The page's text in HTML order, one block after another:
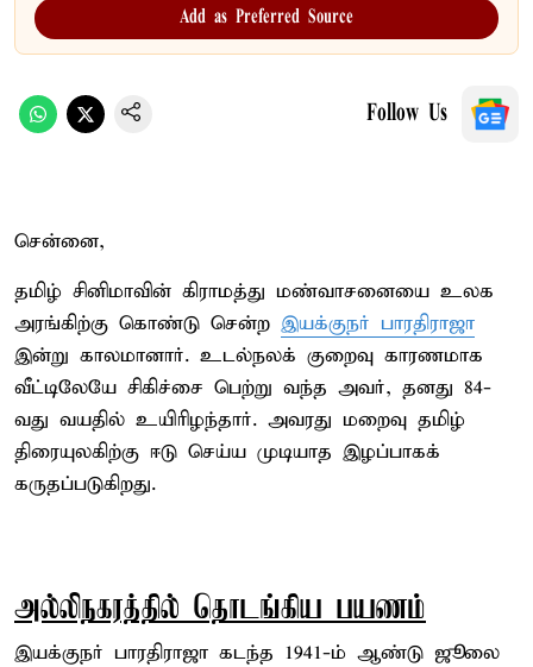
Add as Preferred Source
Follow Us
சென்னை,
தமிழ் சினிமாவின் கிராமத்து மண்வாசனையை உலக
அரங்கிற்கு கொண்டு சென்ற இயக்குநர் பாரதிராஜா
இன்று காலமானார். உடல்நலக் குறைவு காரணமாக
வீட்டிலேயே சிகிச்சை பெற்று வந்த அவர், தனது 84-
வது வயதில் உயிரிழந்தார். அவரது மறைவு தமிழ்
திரையுலகிற்கு ஈடு செய்ய முடியாத இழப்பாகக்
கருதப்படுகிறது.
அல்லிநகரத்தில் தொடங்கிய பயணம்
இயக்குநர் பாரதிராஜா கடந்த 1941-ம் ஆண்டு ஜூலை